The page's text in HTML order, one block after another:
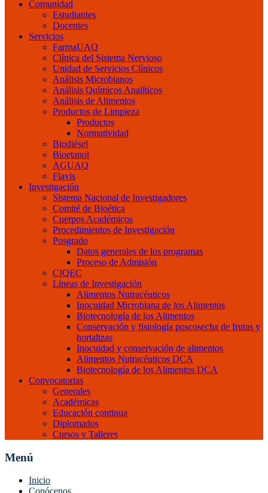
Comunidad
Estudiantes
Docentes
Servicios
FarmaUAQ
Clínica del Sistema Nervioso
Unidad de Servicios Clínicos
Análisis Microbianos
Análisis Químicos Analíticos
Análisis de Alimentos
Productos de Limpieza
Productos
Normatividad
Biodiésel
Bioetanol
AGUAQ
Flavis
Investigación
Sistema Nacional de Investigadores
Comité de Bioética
Cuerpos Académicos
Procedimientos de Investigación
Posgrado
Datos generales de los programas
Proceso de Admisión
CIQEC
Líneas de Investigación
Alimentos Nutracéuticos
Inocuidad Microbiana de los Alimentos
Biotecnología de los Alimentos
Conservación y fisiología poscosecha de frutas y
hortalizas
Inocuidad y conservación de alimentos
Alimentos Nutracéuticos DCA
Biotecnología de los Alimentos DCA
Convocatorias
Generales
Académicas
Educación continua
Diplomados
Cursos y Talleres
Menú
Inicio